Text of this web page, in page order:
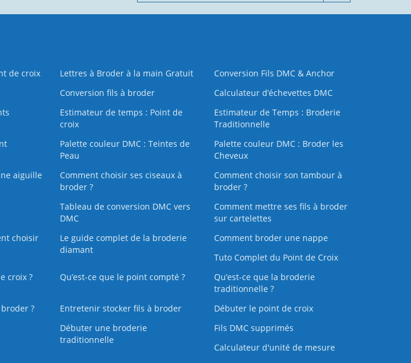
de croix
Lettres à Broder à la main Gratuit
Conversion Fils DMC & Anchor
Conversion fils à broder
Calculateur d’échevettes DMC
Estimateur de temps : Point de
croix
Estimateur de Temps : Broderie
Traditionnelle
Palette couleur DMC : Teintes de
Peau
Palette couleur DMC : Broder les
Cheveux
aiguille
Comment choisir ses ciseaux à
broder ?
Comment choisir son tambour à
broder ?
Tableau de conversion DMC vers
DMC
Comment mettre ses fils à broder
sur cartelettes
choisir
Le guide complet de la broderie
diamant
Comment broder une nappe
Tuto Complet du Point de Croix
croix ?
Qu’est-ce que le point compté ?
Qu’est-ce que la broderie
traditionnelle ?
broder ?
Entretenir stocker fils à broder
Débuter le point de croix
Débuter une broderie
traditionnelle
Fils DMC supprimés
Calculateur d'unité de mesure